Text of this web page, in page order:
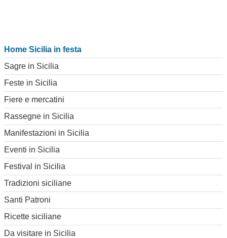
Home Sicilia in festa
Sagre in Sicilia
Feste in Sicilia
Fiere e mercatini
Rassegne in Sicilia
Manifestazioni in Sicilia
Eventi in Sicilia
Festival in Sicilia
Tradizioni siciliane
Santi Patroni
Ricette siciliane
Da visitare in Sicilia